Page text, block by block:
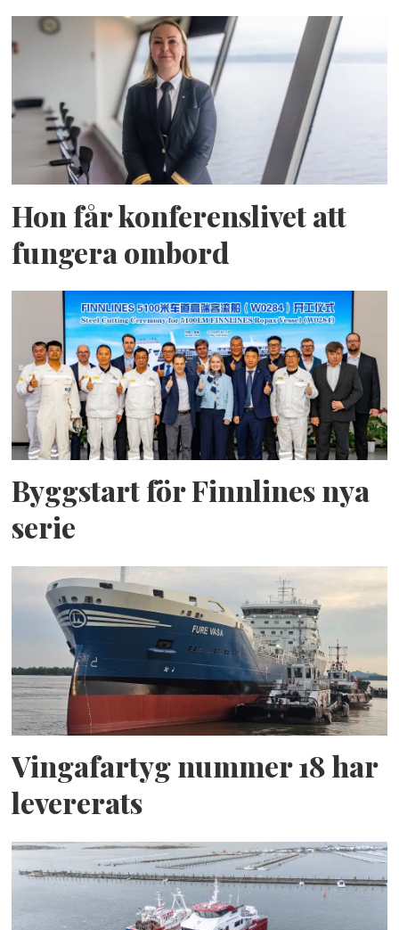
Hon får konferenslivet att
fungera ombord
Byggstart för Finnlines nya
serie
Vingafartyg nummer 18 har
levererats